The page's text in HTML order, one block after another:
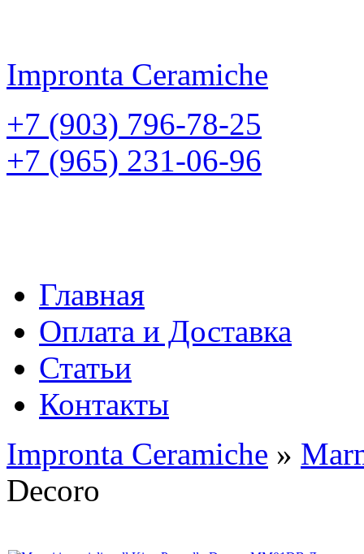
Impronta Ceramiche
+7 (903) 796-78-25
+7 (965) 231-06-96
Главная
Оплата и Доставка
Статьи
Контакты
Impronta Ceramiche »
Decoro